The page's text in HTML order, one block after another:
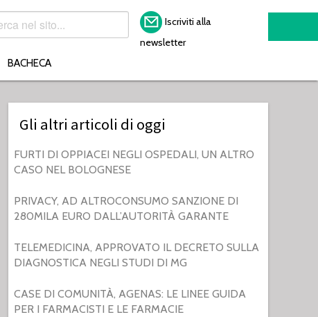
Iscriviti alla
newsletter
BACHECA
Gli altri articoli di oggi
FURTI DI OPPIACEI NEGLI OSPEDALI, UN ALTRO
CASO NEL BOLOGNESE
PRIVACY, AD ALTROCONSUMO SANZIONE DI
280MILA EURO DALL’AUTORITÀ GARANTE
TELEMEDICINA, APPROVATO IL DECRETO SULLA
DIAGNOSTICA NEGLI STUDI DI MG
CASE DI COMUNITÀ, AGENAS: LE LINEE GUIDA
PER I FARMACISTI E LE FARMACIE